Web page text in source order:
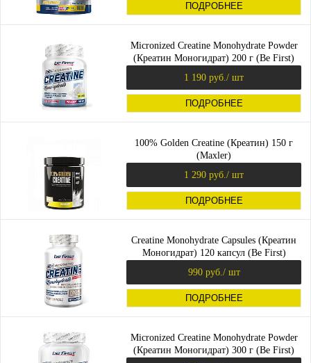
ПОДРОБНЕЕ
Micronized Creatine Monohydrate Powder
(Креатин Моногидрат) 200 г (Be First)
1 190 руб. / шт
ПОДРОБНЕЕ
100% Golden Creatine (Креатин) 150 г
(Maxler)
1 290 руб. / шт
ПОДРОБНЕЕ
Creatine Monohydrate Capsules (Креатин
Моногидрат) 120 капсул (Be First)
990 руб. / шт
ПОДРОБНЕЕ
Micronized Creatine Monohydrate Powder
(Креатин Моногидрат) 300 г (Be First)